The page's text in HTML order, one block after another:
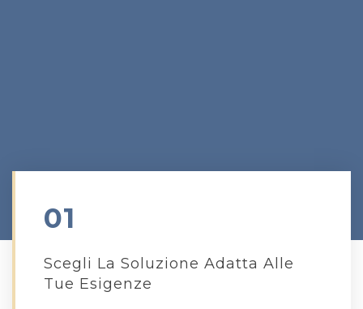
01
Scegli La Soluzione Adatta Alle
Tue Esigenze